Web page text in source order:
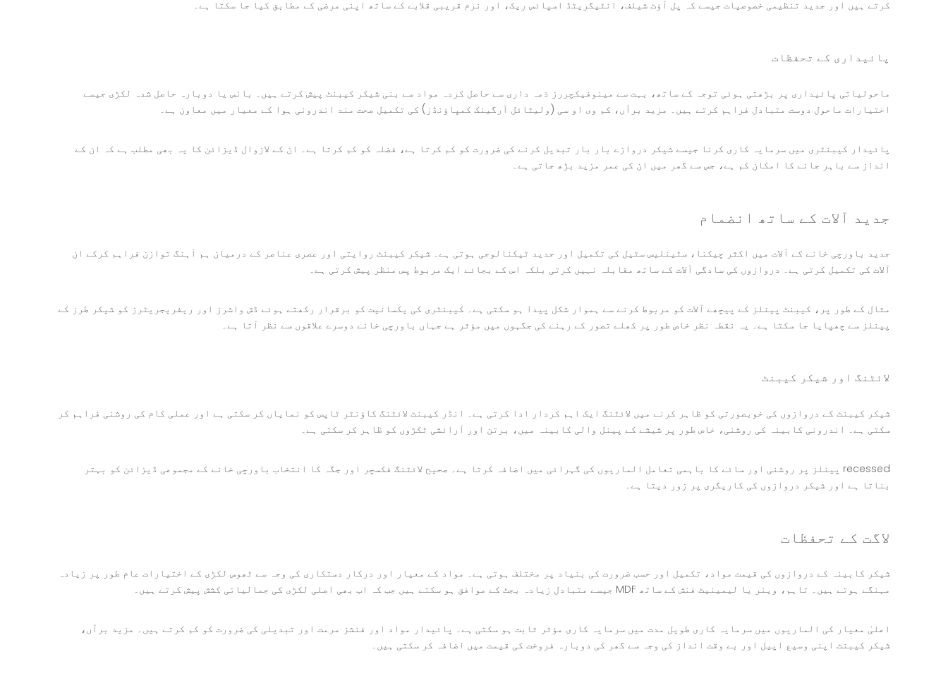
کرتے ہیں اور جدید تنظیمی خصوصیات جیسے کہ پل آؤٹ شیلف، انٹیگریٹڈ اسپائس ریک، اور نرم قریبی قلابے کے ساتھ اپنی مرضی کے مطابق کیا جا سکتا ہے۔
پائیداری کے تحفظات
ماحولیاتی پائیداری پر بڑھتی ہوئی توجہ کے ساتھ، بہت سے مینوفیکچررز ذمہ داری سے حاصل کردہ مواد سے بنی شیکر کیبنٹ پیش کرتے ہیں۔ بانس یا دوبارہ حاصل شدہ لکڑی جیسے
اختیارات ماحول دوست متبادل فراہم کرتے ہیں۔ مزید برآں، کم وی او سی (ولیٹائل آرگینک کمپاؤنڈز) کی تکمیل صحت مند اندرونی ہوا کے معیار میں معاون ہے۔
پائیدار کیبنٹری میں سرمایہ کاری کرنا جیسے شیکر دروازے بار بار تبدیل کرنے کی ضرورت کو کم کرتا ہے، فضلہ کو کم کرتا ہے۔ ان کے لازوال ڈیزائن کا یہ بھی مطلب ہے کہ ان کے
انداز سے باہر جانے کا امکان کم ہے، جس سے گھر میں ان کی عمر مزید بڑھ جاتی ہے۔
جدید آلات کے ساتھ انضمام
جدید باورچی خانے کے آلات میں اکثر چیکنا، سٹینلیس سٹیل کی تکمیل اور جدید ٹیکنالوجی ہوتی ہے۔ شیکر کیبنٹ روایتی اور عصری عناصر کے درمیان ہم آہنگ توازن فراہم کرکے ان
آلات کی تکمیل کرتی ہے۔ دروازوں کی سادگی آلات کے ساتھ مقابلہ نہیں کرتی بلکہ اس کے بجائے ایک مربوط پس منظر پیش کرتی ہے۔
مثال کے طور پر، کیبنٹ پینلز کے پیچھے آلات کو مربوط کرنے سے ہموار شکل پیدا ہو سکتی ہے۔ کیبنٹری کی یکسانیت کو برقرار رکھتے ہوئے ڈش واشرز اور ریفریجریٹرز کو شیکر طرز کے
پینلز سے چھپایا جا سکتا ہے۔ یہ نقطہ نظر خاص طور پر کھلے تصور کے رہنے کی جگہوں میں مؤثر ہے جہاں باورچی خانے دوسرے علاقوں سے نظر آتا ہے۔
لائٹنگ اور شیکر کیبنٹ
شیکر کیبنٹ کے دروازوں کی خوبصورتی کو ظاہر کرنے میں لائٹنگ ایک اہم کردار ادا کرتی ہے۔ انڈر کیبنٹ لائٹنگ کاؤنٹر ٹاپس کو نمایاں کر سکتی ہے اور عملی کام کی روشنی فراہم کر
سکتی ہے۔ اندرونی کابینہ کی روشنی، خاص طور پر شیشے کے پینل والی کابینہ میں، برتن اور آرائشی ٹکڑوں کو ظاہر کر سکتی ہے۔
recessed پینلز پر روشنی اور سائے کا باہمی تعامل الماریوں کی گہرائی میں اضافہ کرتا ہے۔ صحیح لائٹنگ فکسچر اور جگہ کا انتخاب باورچی خانے کے مجموعی ڈیزائن کو بہتر
بناتا ہے اور شیکر دروازوں کی کاریگری پر زور دیتا ہے۔
لاگت کے تحفظات
شیکر کابینہ کے دروازوں کی قیمت مواد، تکمیل اور حسب ضرورت کی بنیاد پر مختلف ہوتی ہے۔ مواد کے معیار اور درکار دستکاری کی وجہ سے ٹھوس لکڑی کے اختیارات عام طور پر زیادہ
مہنگے ہوتے ہیں۔ تاہم، وینر یا لیمینیٹ فنش کے ساتھ MDF جیسے متبادل زیادہ بجٹ کے موافق ہو سکتے ہیں جب کہ اب بھی اصلی لکڑی کی جمالیاتی کشش پیش کرتے ہیں۔
اعلیٰ معیار کی الماریوں میں سرمایہ کاری طویل مدت میں سرمایہ کاری مؤثر ثابت ہو سکتی ہے۔ پائیدار مواد اور فنشز مرمت اور تبدیلی کی ضرورت کو کم کرتے ہیں۔ مزید برآں،
شیکر کیبنٹ اپنی وسیع اپیل اور بے وقت انداز کی وجہ سے گھر کی دوبارہ فروخت کی قیمت میں اضافہ کر سکتی ہیں۔